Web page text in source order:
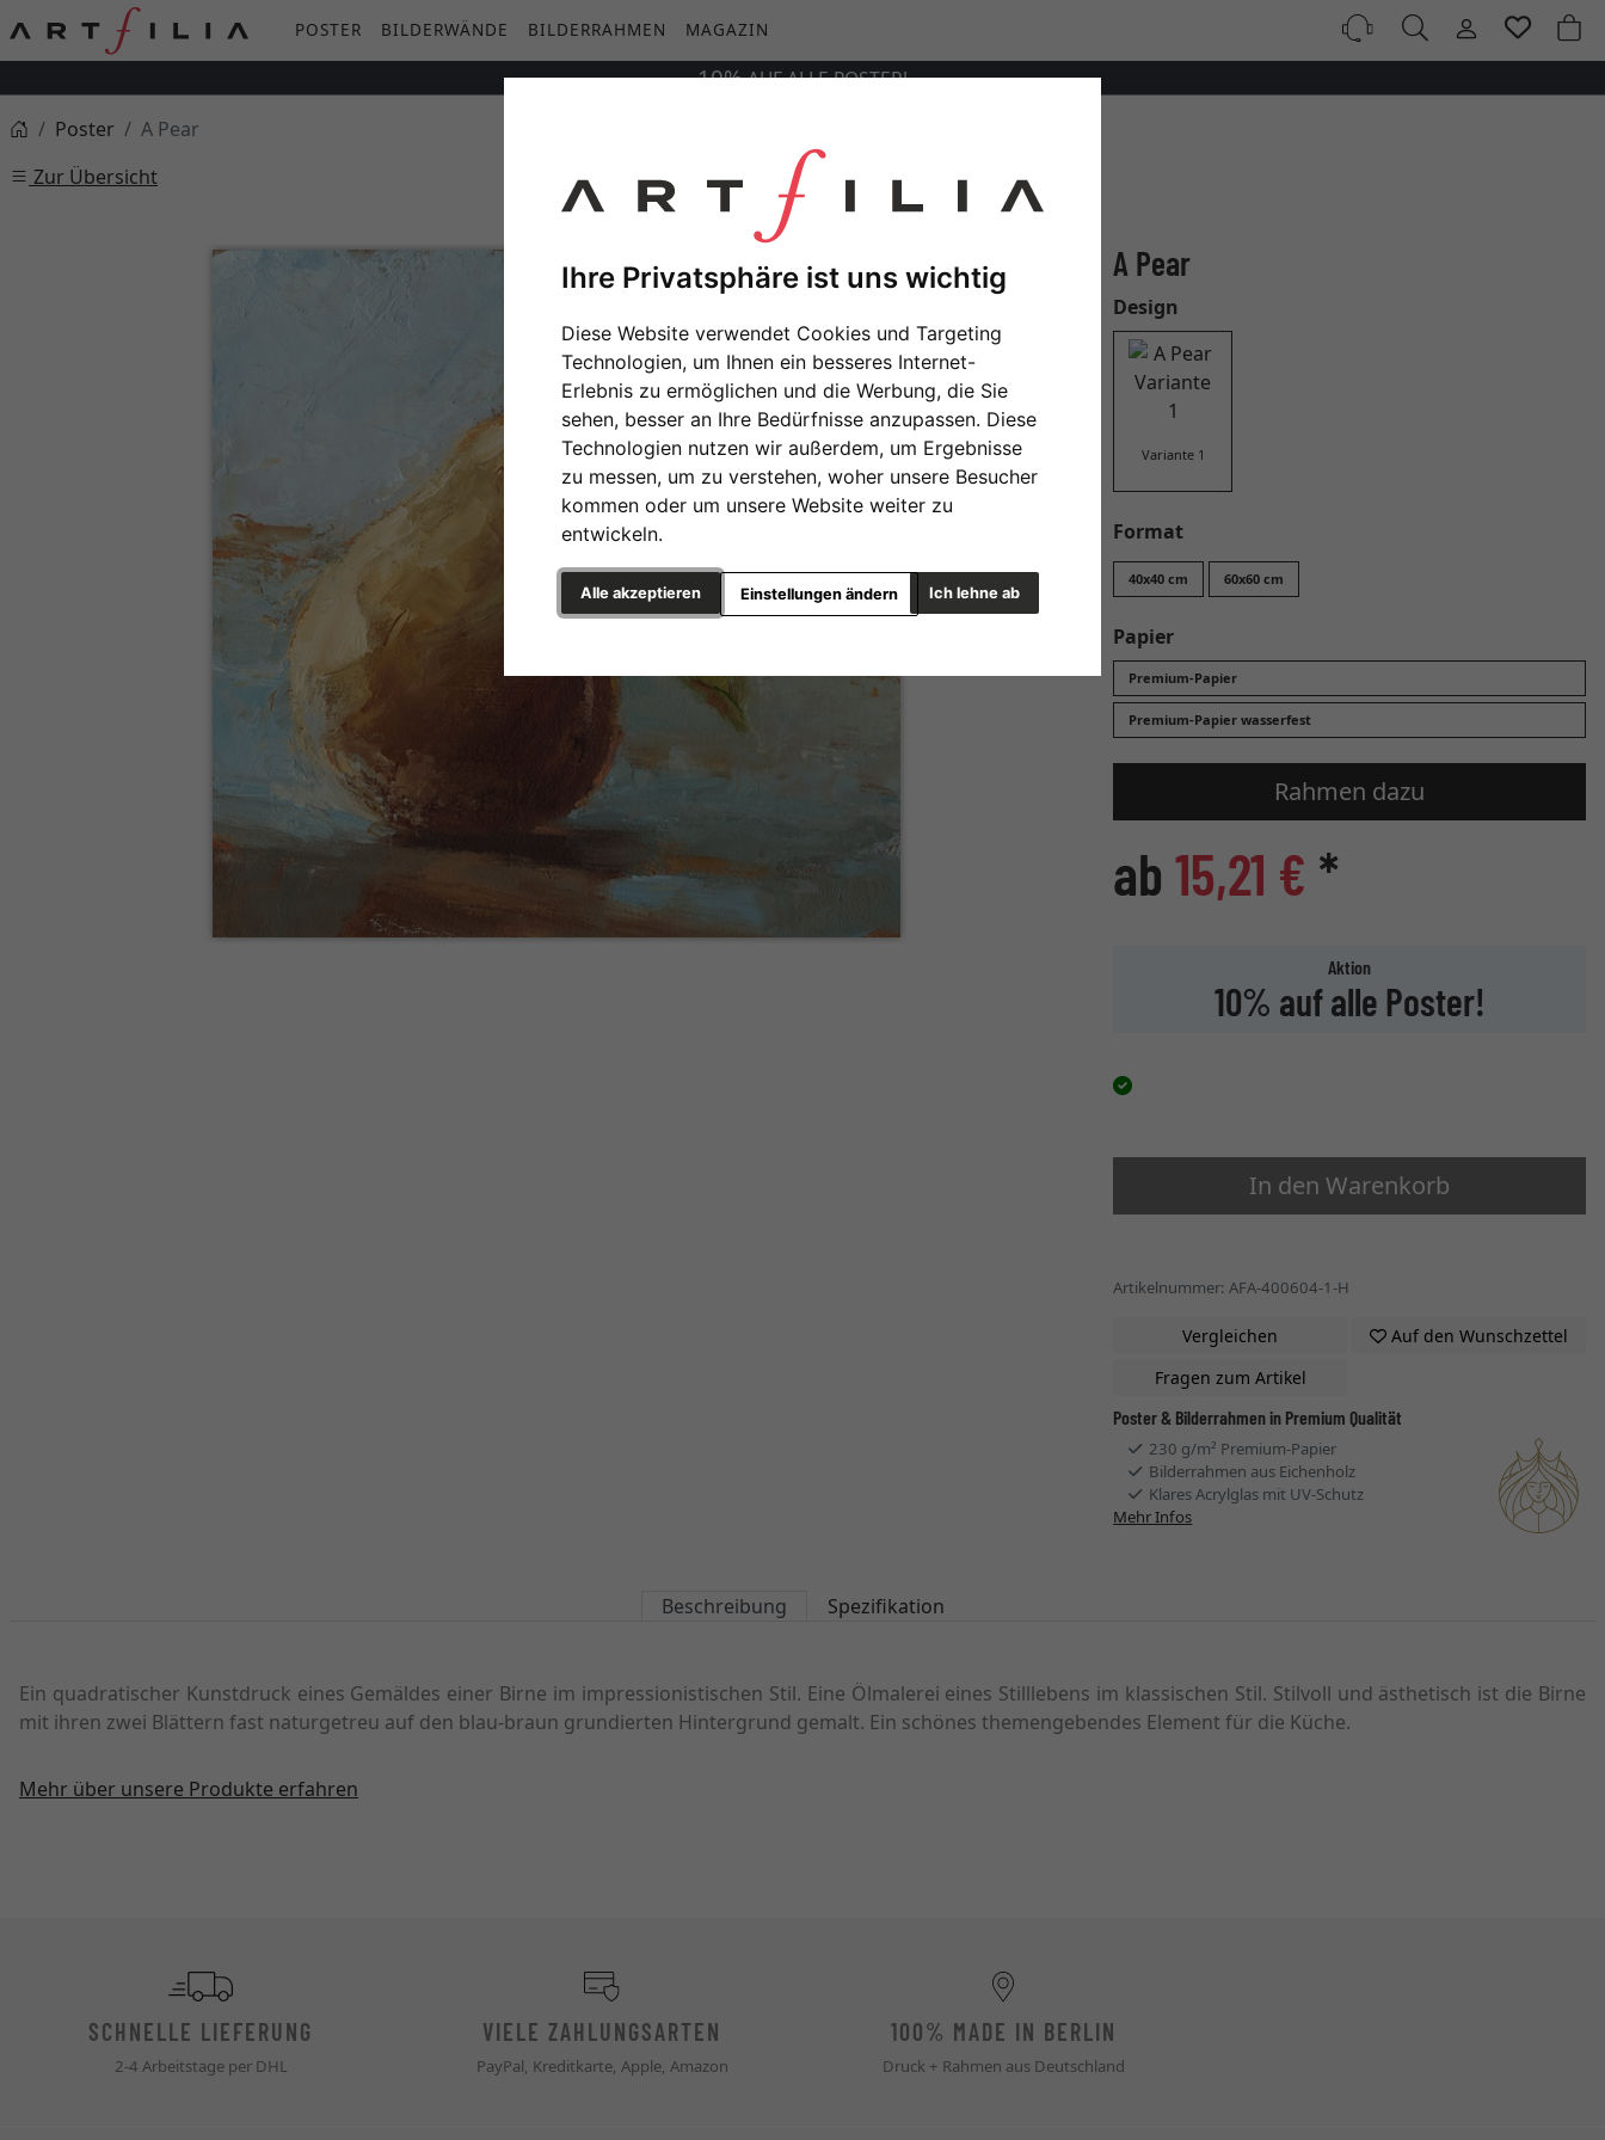
Ihre Privatsphäre ist uns wichtig
Diese Website verwendet Cookies und Targeting
Technologien, um Ihnen ein besseres Internet-
Erlebnis zu ermöglichen und die Werbung, die Sie
sehen, besser an Ihre Bedürfnisse anzupassen. Diese
Technologien nutzen wir außerdem, um Ergebnisse
zu messen, um zu verstehen, woher unsere Besucher
kommen oder um unsere Website weiter zu
entwickeln.
Alle akzeptieren Ich lehne ab
Einstellungen ändern
POSTER BILDERWÄNDE BILDERRAHMEN MAGAZIN
10%AUFALLEPOSTER!
Poster
A Pear
Zur Übersicht
A Pear
Design
Variante 1
Format
40x40 cm 60x60 cm
Papier
Premium-Papier
Premium-Papier wasserfest
Rahmen dazu
ab 15,21 € *
Aktion
10% auf alle Poster!
In den Warenkorb
Artikelnummer: AFA-400604-1-H
Vergleichen
Auf den Wunschzettel
Fragen zum Artikel
Poster & Bilderrahmen in Premium Qualität
230 g/m² Premium-Papier
Bilderrahmen aus Eichenholz
Klares Acrylglas mit UV-Schutz
Mehr Infos
Beschreibung Spezifikation
Ein quadratischer Kunstdruck eines Gemäldes einer Birne im impressionistischen Stil. Eine Ölmalerei eines Stilllebens im klassischen Stil. Stilvoll und ästhetisch ist die Birne
mit ihren zwei Blättern fast naturgetreu auf den blau-braun grundierten Hintergrund gemalt. Ein schönes themengebendes Element für die Küche.
Mehr über unsere Produkte erfahren
SCHNELLE LIEFERUNG
2-4 Arbeitstage per DHL
VIELE ZAHLUNGSARTEN
PayPal, Kreditkarte, Apple, Amazon
100% MADE IN BERLIN
Druck + Rahmen aus Deutschland